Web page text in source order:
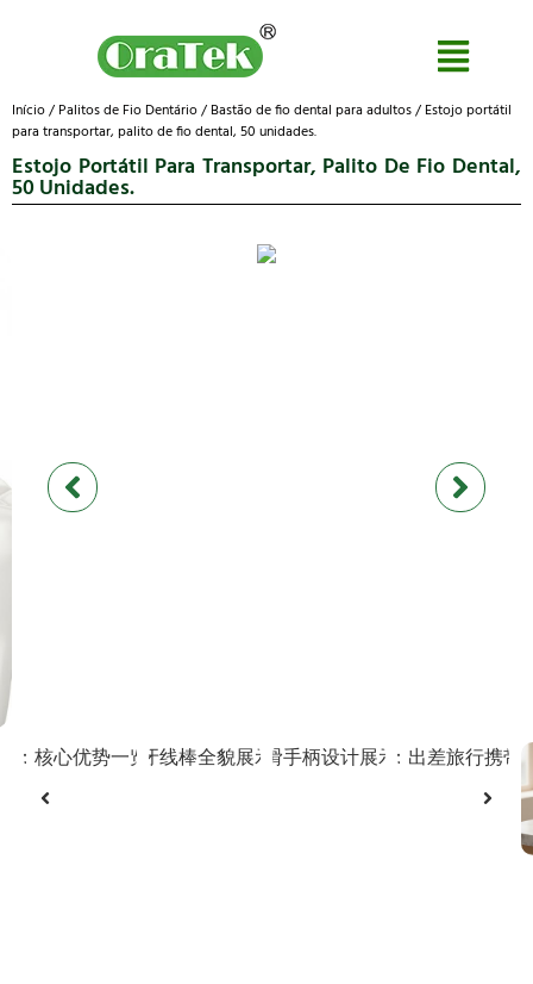
Início/ Palitos de Fio Dentário/ Bastão de fio dental para adultos/ Estojo portátil
para transportar, palito de fio dental, 50 unidades.
Estojo Portátil Para Transportar, Palito De Fio Dental,
50 Unidades.